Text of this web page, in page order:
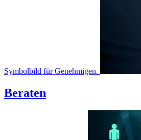
Symbolbild für Genehmigen.
Beraten